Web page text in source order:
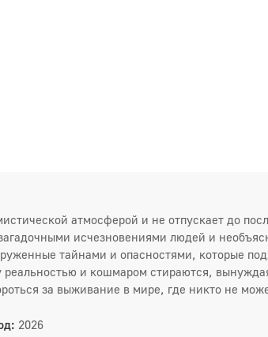
атмосферой и не отпускает до
исчезновениями людей и
тайнами и опасностями, которые
и кошмаром стираются,
за выживание в мире, где никто не
20261 сезон